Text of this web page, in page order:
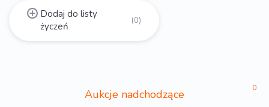
Dodaj do listy
życzeń
(0)
Aukcje nadchodzące 0